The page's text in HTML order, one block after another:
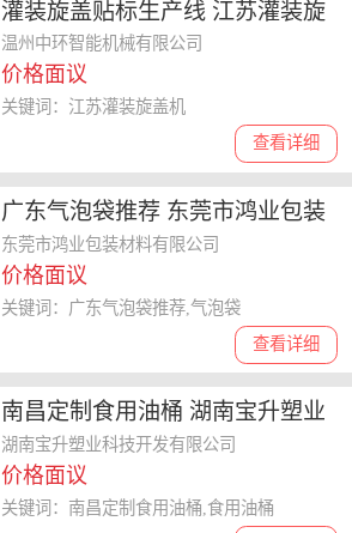
灌装旋盖贴标生产线 江苏灌装旋
盖机
温州中环智能机械有限公司
价格面议
查看详细
关键词：江苏灌装旋盖机
广东气泡袋推荐 东莞市鸿业包装
材料供应
东莞市鸿业包装材料有限公司
价格面议
查看详细
关键词：广东气泡袋推荐,气泡袋
南昌定制食用油桶 湖南宝升塑业
科技开发供应
湖南宝升塑业科技开发有限公司
价格面议
关键词：南昌定制食用油桶,食用油桶